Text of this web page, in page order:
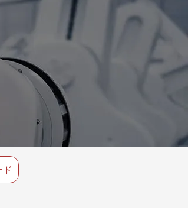
ード
レイ
コンピュータ
鋼グレード
ルPC
スプレイ
ド